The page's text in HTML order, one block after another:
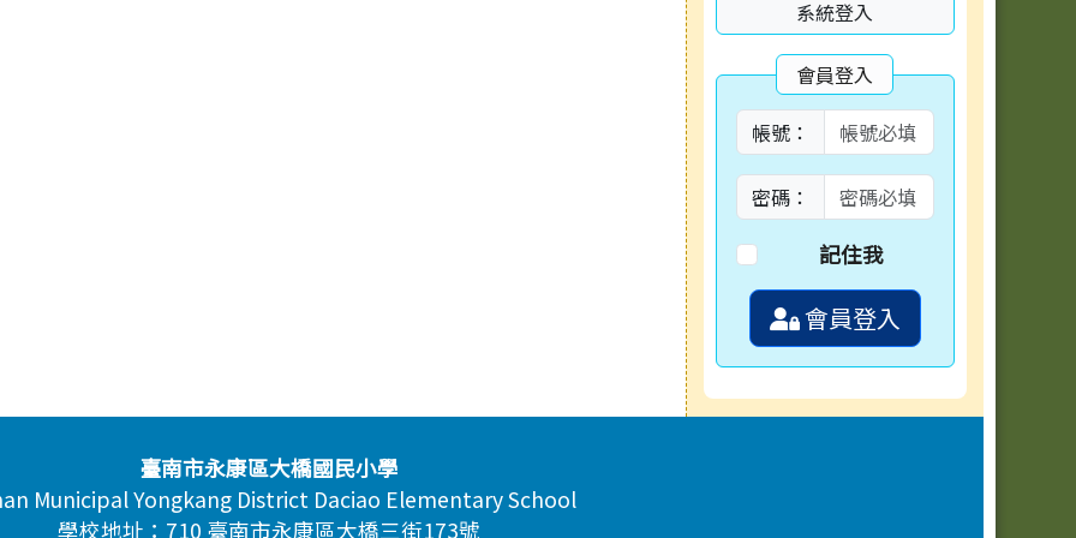
系統登入
會員登入
帳號：
密碼：
記住我
會員登入
臺南市永康區大橋國民小學
Municipal Yongkang District Daciao Elementary School
學校地址：710 臺南市永康區大橋三街173號